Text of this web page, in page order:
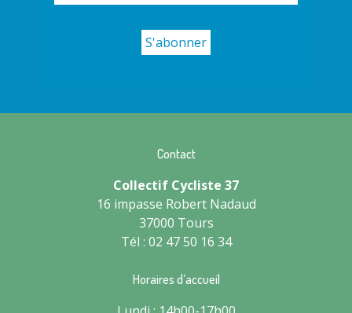
Contact
Collectif Cycliste 37
16 impasse Robert Nadaud
37000 Tours
Tél : 02 47 50 16 34
Horaires d’accueil